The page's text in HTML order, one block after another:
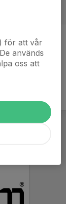
för att vår
används
oss att